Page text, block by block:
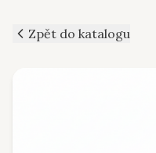
Zpět do katalogu